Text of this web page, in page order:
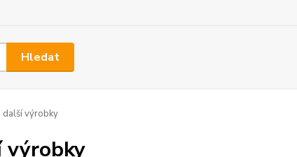
Hledat
další výrobky
výrobky